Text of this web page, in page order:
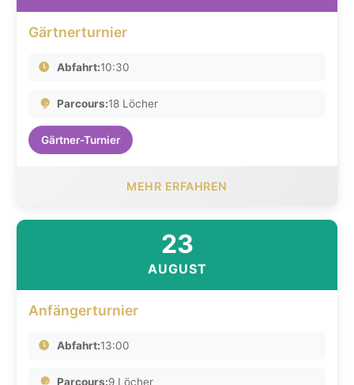
Gärtnerturnier
Abfahrt:10:30
Parcours:18 Löcher
Gärtner-Turnier
MEHR ERFAHREN
23
AUGUST
Anfängerturnier
Abfahrt:13:00
Parcours:9 Löcher